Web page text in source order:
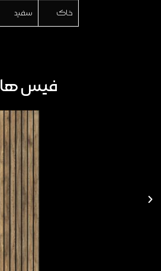
خاک سفید
فیس ها